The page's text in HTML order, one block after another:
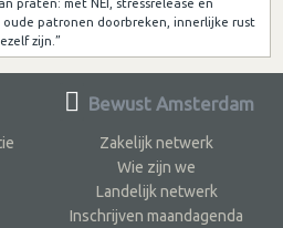
patronen doorbreken, innerlijke rust
zijn.”
Bewust Amsterdam
Zakelijk netwerk
Wie zijn we
Landelijk netwerk
Inschrijven maandagenda